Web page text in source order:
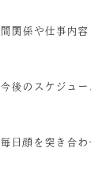
関係や仕事内
後のスケジュ
日顔を突き合